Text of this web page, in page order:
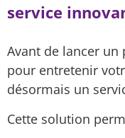
service
Avant de lancer un
pour entretenir
désormais un
Cette solution